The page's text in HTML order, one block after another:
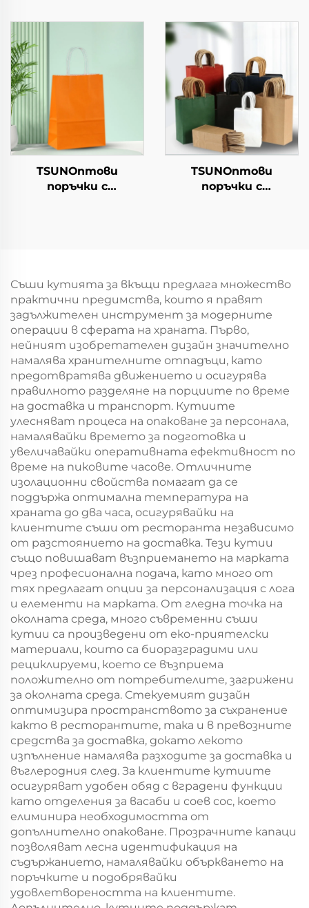
салата, чашки за
закуски, суши, пица,
хляб, сладоледи,
шоколад, бургери - за
кейтеринг и
занаяти
логотип за упаковка
на храна за Нова
година/Коледа с
екранна печат
TSUNОптови
поръчки с
за екранна печат за
Нова година/
Кристемас,
пластмасова
упаковка за
хранителни
продукти и
занаятчии
TSUNОптови
поръчки с
за екранна печат за
Нова година/
Кристемас,
пластмасова
упаковка за
хранителни
продукти и
занаятчии
Съши кутията за вкъщи предлага множество
практични предимства, които я правят
задължителен инструмент за модерните
операции в сферата на храната. Първо,
нейният изобретателен дизайн значително
намалява хранителните отпадъци, като
предотвратява движението и осигурява
правилното разделяне на порциите по време
на доставка и транспорт. Кутиите
улесняват процеса на опаковане за персонала,
намалявайки времето за подготовка и
увеличавайки оперативната ефективност по
време на пиковите часове. Отличните
изолационни свойства помагат да се
поддържа оптимална температура на
храната до два часа, осигурявайки на
клиентите съши от ресторанта независимо
от разстоянието на доставка. Тези кутии
също повишават възприемането на марката
чрез професионална подача, като много от
тях предлагат опции за персонализация с лога
и елементи на марката. От гледна точка на
околната среда, много съвременни съши
кутии са произведени от еко-приятелски
материали, които са биоразградими или
рециклируеми, което се възприема
положително от потребителите, загрижени
за околната среда. Стекуемият дизайн
оптимизира пространството за съхранение
както в ресторантите, така и в превозните
средства за доставка, докато лекото
изпълнение намалява разходите за доставка и
въглеродния след. За клиентите кутиите
осигуряват удобен обяд с вградени функции
като отделения за васаби и соев сос, което
елиминира необходимостта от
допълнително опаковане. Прозрачните капаци
позволяват лесна идентификация на
съдържанието, намалявайки объркването на
поръчките и подобрявайки
удовлетвореността на клиентите.